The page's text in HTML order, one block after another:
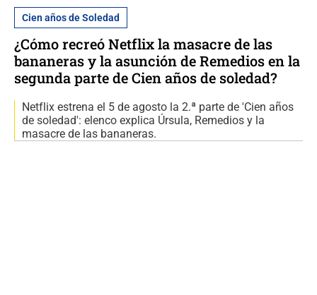
Cien años de Soledad
¿Cómo recreó Netflix la masacre de las
bananeras y la asunción de Remedios en la
segunda parte de Cien años de soledad?
Netflix estrena el 5 de agosto la 2.ª parte de 'Cien años
de soledad': elenco explica Úrsula, Remedios y la
masacre de las bananeras.